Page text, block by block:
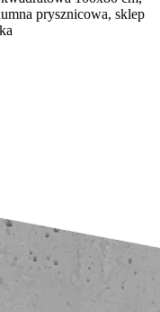
prysznicowa, sklep